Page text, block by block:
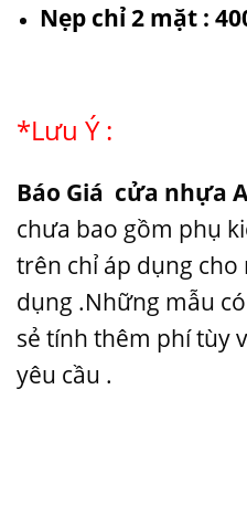
Nẹp chỉ 2 mặt :
*Lưu Ý :
Báo Giá cửa nhựa
chưa bao gồm phụ
trên chỉ áp dụng
dụng .Những mẫu
sẻ tính thêm phí tùy
yêu cầu .